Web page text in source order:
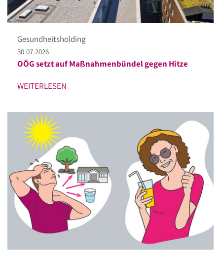
Gesundheitsholding
30.07.2026
OÖG setzt auf Maßnahmenbündel gegen Hitze
WEITERLESEN